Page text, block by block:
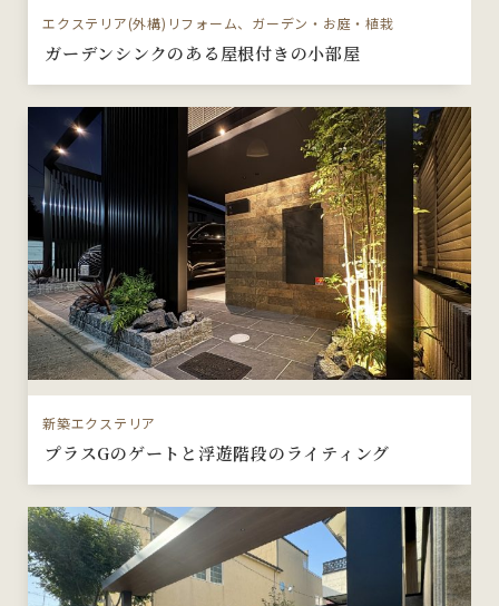
エクステリア(外構)リフォーム、ガーデン・お庭・植栽
ガーデンシンクのある屋根付きの小部屋
新築エクステリア
プラスGのゲートと浮遊階段のライティング